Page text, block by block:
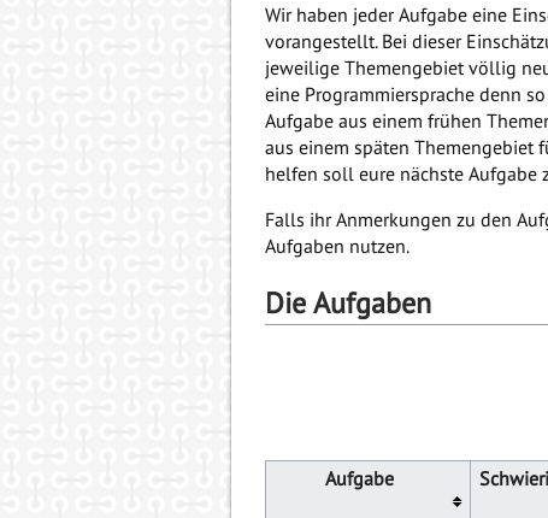
Wir haben jeder Aufgabe eine
vorangestellt. Bei dieser
jeweilige Themengebiet völlig
eine Programmiersprache denn
Aufgabe aus einem frühen
aus einem späten Themengebiet
helfen soll eure nächste Aufgabe
Falls ihr Anmerkungen zu den
Aufgaben nutzen.
Die Aufgaben
Aufgabe